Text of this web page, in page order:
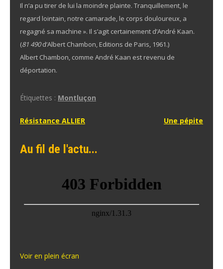
Il n’a pu tirer de lui la moindre plainte. Tranquillement, le
regard lointain, notre camarade, le corps douloureux, a
regagné sa machine ». Il s’agit certainement d’André Kaan.
(81 490d’Albert Chambon, Editions de Paris, 1961.)
Albert Chambon, comme André Kaan est revenu de
déportation.
Étiquettes : Montluçon
Navigation
l’article
Résistance ALLIER Une pépite
Au fil de l'actu...
Voir en plein écran